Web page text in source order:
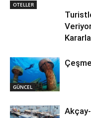
OTELLER
GÜNCEL